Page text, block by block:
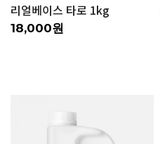
리얼베이스 타로 1kg
18,000원